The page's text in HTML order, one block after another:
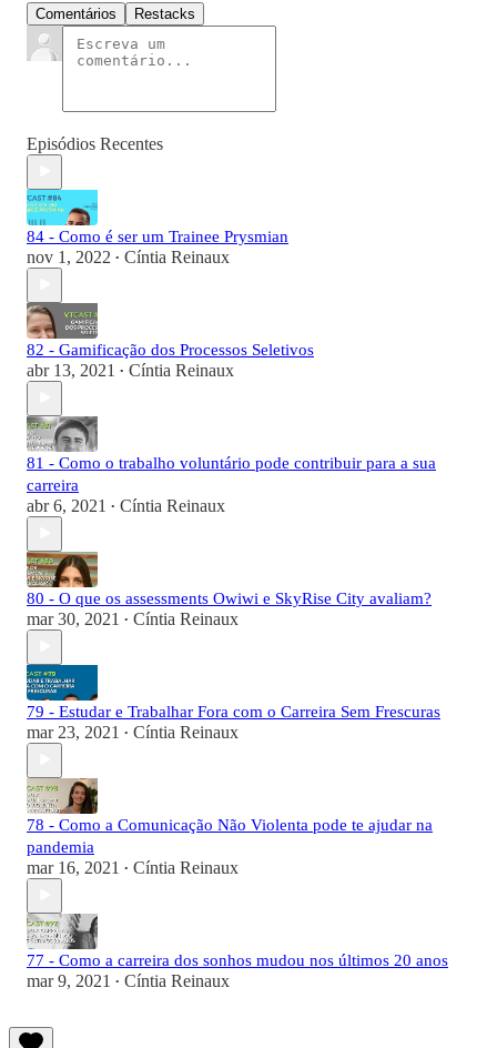
Comentários Restacks
Episódios Recentes
84 - Como é ser um Trainee Prysmian
nov 1, 2022 • Cíntia Reinaux
82 - Gamificação dos Processos Seletivos
abr 13, 2021 • Cíntia Reinaux
81 - Como o trabalho voluntário pode contribuir para a sua
carreira
abr 6, 2021 • Cíntia Reinaux
80 - O que os assessments Owiwi e SkyRise City avaliam?
mar 30, 2021 • Cíntia Reinaux
79 - Estudar e Trabalhar Fora com o Carreira Sem Frescuras
mar 23, 2021 • Cíntia Reinaux
78 - Como a Comunicação Não Violenta pode te ajudar na
pandemia
mar 16, 2021 • Cíntia Reinaux
77 - Como a carreira dos sonhos mudou nos últimos 20 anos
mar 9, 2021 • Cíntia Reinaux